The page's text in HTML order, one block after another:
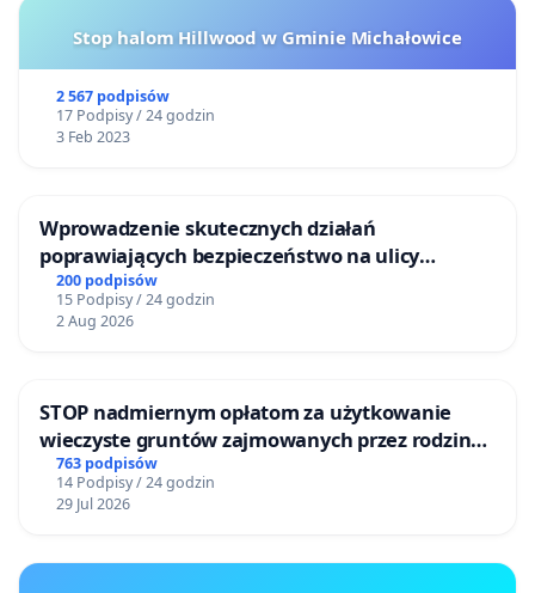
Stop halom Hillwood w Gminie Michałowice
2 567 podpisów
17 Podpisy / 24 godzin
3 Feb 2023
Wprowadzenie skutecznych działań
poprawiających bezpieczeństwo na ulicy
Żeromskiego w Otwocku
200 podpisów
15 Podpisy / 24 godzin
2 Aug 2026
STOP nadmiernym opłatom za użytkowanie
wieczyste gruntów zajmowanych przez rodzinne
ogrody działkowe.
763 podpisów
14 Podpisy / 24 godzin
29 Jul 2026